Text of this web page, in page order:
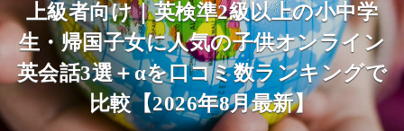
上級者向け｜英検準2級以上の小中学
生・帰国子女に人気の子供オンライン
英会話3選＋αを口コミ数ランキングで
比較【2026年8月最新】